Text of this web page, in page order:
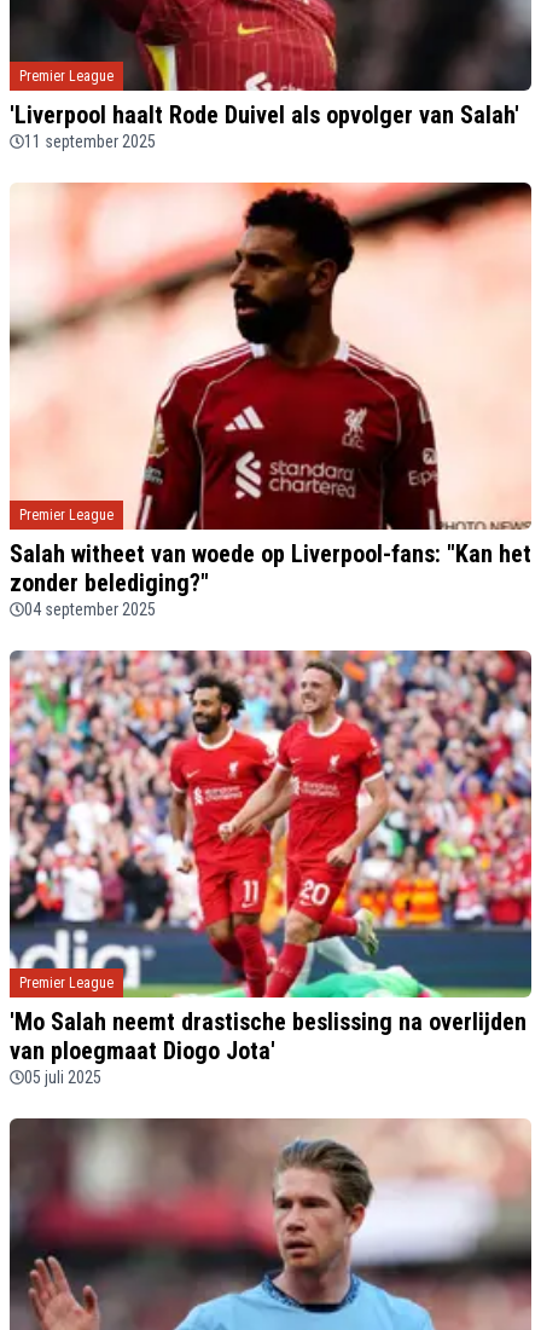
Premier League
'Liverpool haalt Rode Duivel als opvolger van Salah'
11 september 2025
Premier League
Salah witheet van woede op Liverpool-fans: "Kan het
zonder belediging?"
04 september 2025
Premier League
'Mo Salah neemt drastische beslissing na overlijden
van ploegmaat Diogo Jota'
05 juli 2025